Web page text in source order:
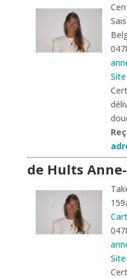
de Hults